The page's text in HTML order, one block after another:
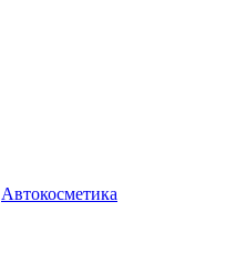
Автокосметика